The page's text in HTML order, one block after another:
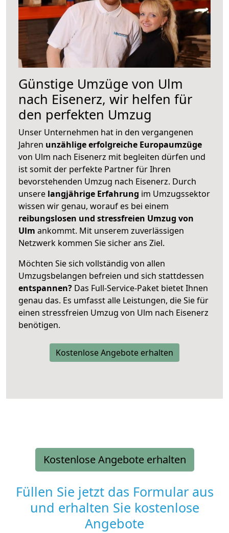
Günstige Umzüge von Ulm
nach Eisenerz, wir helfen für
den perfekten Umzug
Unser Unternehmen hat in den vergangenen
Jahren unzählige erfolgreiche Europaumzüge
von Ulm nach Eisenerz mit begleiten dürfen und
ist somit der perfekte Partner für Ihren
bevorstehenden Umzug nach Eisenerz. Durch
unsere langjährige Erfahrung im Umzugssektor
wissen wir genau, worauf es bei einem
reibungslosen und stressfreien Umzug von
Ulm ankommt. Mit unserem zuverlässigen
Netzwerk kommen Sie sicher ans Ziel.
Möchten Sie sich vollständig von allen
Umzugsbelangen befreien und sich stattdessen
entspannen? Das Full-Service-Paket bietet Ihnen
genau das. Es umfasst alle Leistungen, die Sie für
einen stressfreien Umzug von Ulm nach Eisenerz
benötigen.
Kostenlose Angebote erhalten
Kostenlose Angebote erhalten
Füllen Sie jetzt das Formular aus
und erhalten Sie kostenlose
Angebote